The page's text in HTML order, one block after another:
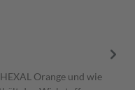
Orange und wie